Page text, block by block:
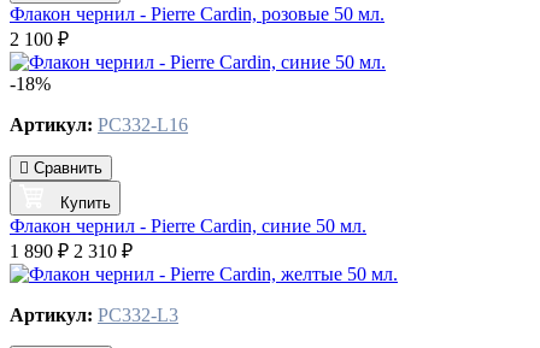
Флакон чернил - Pierre Cardin, розовые 50 мл.
2 100 ₽
-18%
Артикул: PC332-L16
Сравнить
Купить
Флакон чернил - Pierre Cardin, синие 50 мл.
1 890 ₽ 2 310 ₽
Артикул: PC332-L3